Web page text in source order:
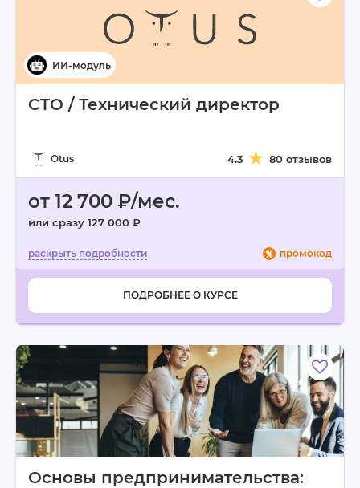
CTO / Технический директор
Otus 4.3 80 отзывов
от 12 700 ₽/мес.
или сразу 127 000 ₽
промокод
ПОДРОБНЕЕ О КУРСЕ
Основы предпринимательства: